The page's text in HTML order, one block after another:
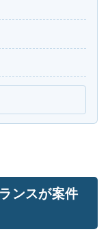
ンスが案件